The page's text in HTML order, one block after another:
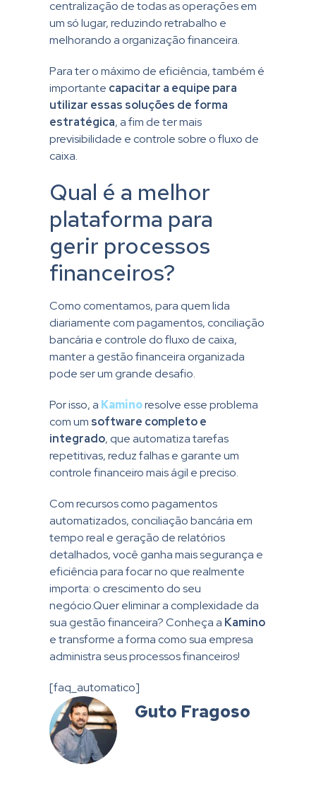
centralização de todas as operações em
um só lugar, reduzindo retrabalho e
melhorando a organização financeira.
Para ter o máximo de eficiência, também é
importante capacitar a equipe para
utilizar essas soluções de forma
estratégica, a fim de ter mais
previsibilidade e controle sobre o fluxo de
caixa.
Qual é a melhor
plataforma para
gerir processos
financeiros?
Como comentamos, para quem lida
diariamente com pagamentos, conciliação
bancária e controle do fluxo de caixa,
manter a gestão financeira organizada
pode ser um grande desafio.
Por isso, a Kaminoresolve esse problema
com um software completo e
integrado, que automatiza tarefas
repetitivas, reduz falhas e garante um
controle financeiro mais ágil e preciso.
Com recursos como pagamentos
automatizados, conciliação bancária em
tempo real e geração de relatórios
detalhados, você ganha mais segurança e
eficiência para focar no que realmente
importa: o crescimento do seu
negócio.Quer eliminar a complexidade da
sua gestão financeira? Conheça a Kamino
e transforme a forma como sua empresa
administra seus processos financeiros!
[faq_automatico]
Guto Fragoso